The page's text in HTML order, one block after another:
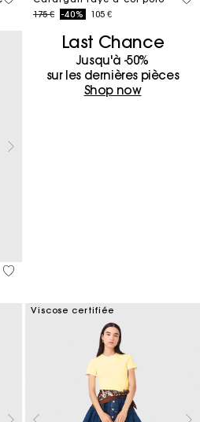
Price reduced from
175 €to-40% 105 €
4 out of 5 Customer Rating
Last Chance
Jusqu'à -50%
sur les dernières pièces
Shop now
Viscose certifiée